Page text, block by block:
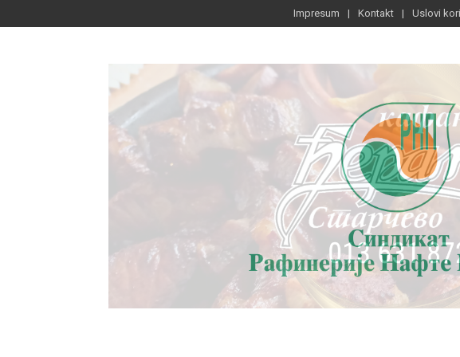
Impresum Kontakt Uslovi